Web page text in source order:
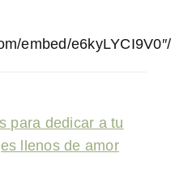
embed/
para dedicar a tu
llenos de amor